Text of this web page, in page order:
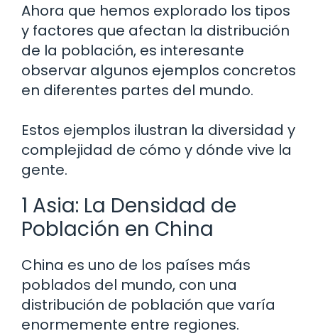
Ahora que hemos explorado los tipos
y factores que afectan la distribución
de la población, es interesante
observar algunos ejemplos concretos
en diferentes partes del mundo.
Estos ejemplos ilustran la diversidad y
complejidad de cómo y dónde vive la
gente.
1 Asia: La Densidad de
Población en China
China es uno de los países más
poblados del mundo, con una
distribución de población que varía
enormemente entre regiones.